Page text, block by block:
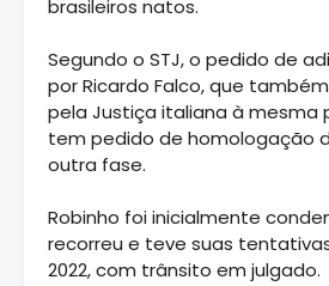
brasileiros natos.
Segundo o STJ, o pedido de
por Ricardo Falco, que
pela Justiça italiana à mesma
tem pedido de homologação
outra fase.
Robinho foi inicialmente
recorreu e teve suas
2022, com trânsito em julgado.